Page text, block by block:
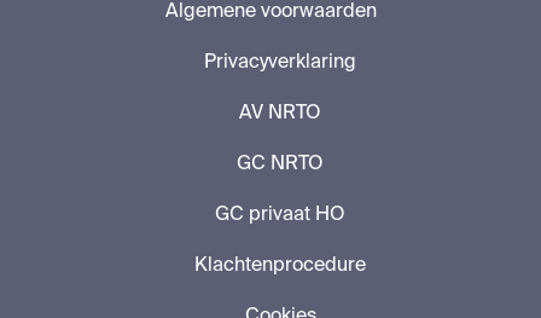
Algemene voorwaarden
Privacyverklaring
AV NRTO
GC NRTO
GC privaat HO
Klachtenprocedure